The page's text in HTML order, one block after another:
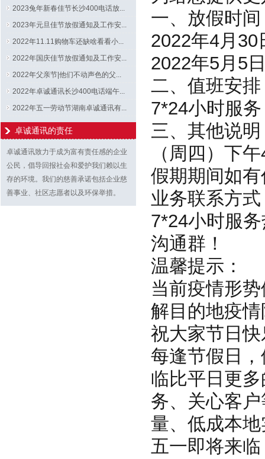
2023兔年新春佳节长沙400电话放...
2023年元旦佳节放假通知及工作安...
2022年11.11购物车还缺啥看看小...
2022年国庆佳节放假通知及工作安...
2022年父亲节|他们不动声色的父...
2022年卓诚通讯长沙400电话端午...
2022年五一劳动节湖南卓诚通讯有...
卓诚通讯的责任
卓诚通讯致力于成为富有责任感的企业
公民，倡导回报社会和爱护我们赖以生
存的环境。我们的慈善承诺包括企业慈
善事业、社区志愿者以及环保举措。
一、放假时间
2022年4月
2022年5月5
二、值班安
7*24小时服
三、其他说
（周四）下
假期期间如
业务联系方式
7*24小时服
沟通群！
温馨提示：
当前疫情形
解目的地疫
祝大家节日
每逢节假日
临比平日更
务、关心客
量、低成本
五一即将来